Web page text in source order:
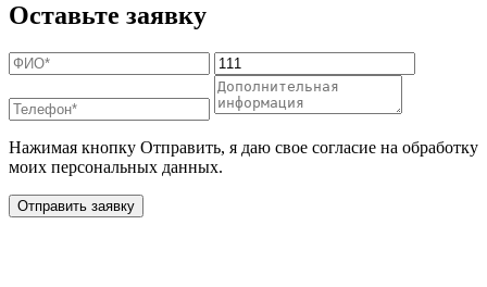
Оставьте заявку
Нажимая кнопку Отправить, я даю свое согласие на обработку
моих персональных данных.
Отправить заявку